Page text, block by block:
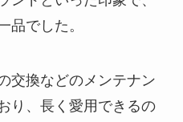
品でした。
交換などのメンテナン
り、長く愛用できるの